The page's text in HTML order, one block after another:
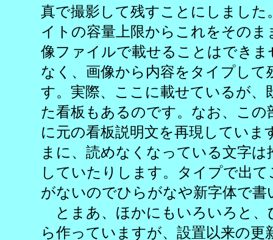
真で撮影して残すことにしました
イトの容量上限からこれをその
像ファイルで載せることはでき
なく、画像から内容をタイプし
す。実際、ここに載せているが
た看板もあるのです。なお、この
に元の看板説明文を再現していま
まに、読めなくなっている文字
していたりします。タイプで出
がないのでひらがなや新字体で
とまあ、ほかにもいろいろと、
ら作っていますが、設置以来の更